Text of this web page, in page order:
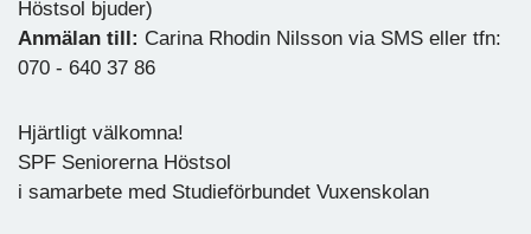
Höstsol bjuder)
Anmälan till: Carina Rhodin Nilsson via SMS eller tfn:
070 - 640 37 86
Hjärtligt välkomna!
SPF Seniorerna Höstsol
i samarbete med Studieförbundet Vuxenskolan